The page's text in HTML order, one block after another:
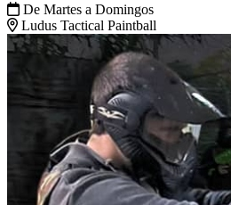
De Martes a Domingos
Ludus Tactical Paintball